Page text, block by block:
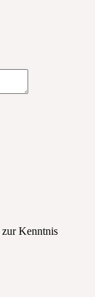
zur Kenntnis